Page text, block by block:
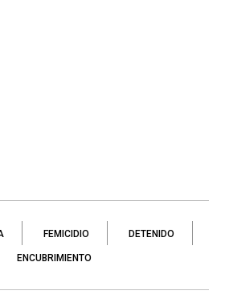
FEMICIDIO DETENIDO
ENCUBRIMIENTO